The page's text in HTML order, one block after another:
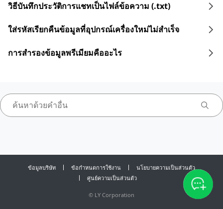
วิธีบันทึกประวัติการแชทเป็นไฟล์ข้อความ (.txt)
ใส่รหัสเรียกคืนข้อมูลที่อุปกรณ์เครื่องใหม่ไม่สำเร็จ
การสำรองข้อมูลพรีเมียมคืออะไร
ข้อมูลบริษัท ข้อกำหนดการใช้งาน
นโยบายความเป็นส่วนตัว
ศูนย์ความเป็นส่วนตัว
© LY Corporation